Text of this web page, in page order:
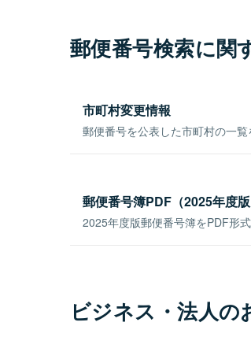
郵便番号検索に関
市町村変更情報
郵便番号を公表した市町村の一
郵便番号簿PDF（2025年度版
2025年度版郵便番号簿をPDF形
ビジネス・法人の